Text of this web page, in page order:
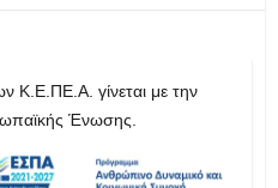
Κ.Ε.ΠΕ.Α. γίνεται με την
Ένωσης.